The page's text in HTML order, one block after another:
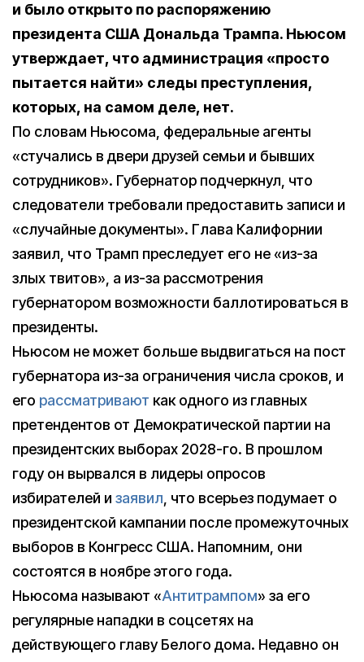
и было открыто по распоряжению
президента США Дональда Трампа. Ньюсом
утверждает, что администрация «просто
пытается найти» следы преступления,
которых, на самом деле, нет.
По словам Ньюсома, федеральные агенты
«стучались в двери друзей семьи и бывших
сотрудников». Губернатор подчеркнул, что
следователи требовали предоставить записи и
«случайные документы». Глава Калифорнии
заявил, что Трамп преследует его не «из-за
злых твитов», а из-за рассмотрения
губернатором возможности баллотироваться в
президенты.
Ньюсом не может больше выдвигаться на пост
губернатора из-за ограничения числа сроков, и
его рассматривают как одного из главных
претендентов от Демократической партии на
президентских выборах 2028-го. В прошлом
году он вырвался в лидеры опросов
избирателей и заявил, что всерьез подумает о
президентской кампании после промежуточных
выборов в Конгресс США. Напомним, они
состоятся в ноябре этого года.
Ньюсома называют «Антитрампом» за его
регулярные нападки в соцсетях на
действующего главу Белого дома. Недавно он